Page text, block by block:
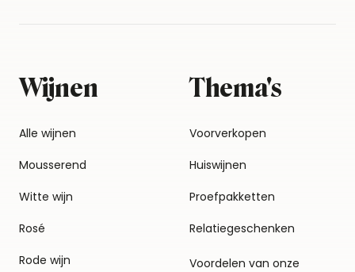
Wijnen
Alle wijnen
Mousserend
Witte wijn
Rosé
Rode wijn
Thema's
Voorverkopen
Huiswijnen
Proefpakketten
Relatiegeschenken
Voordelen van onze